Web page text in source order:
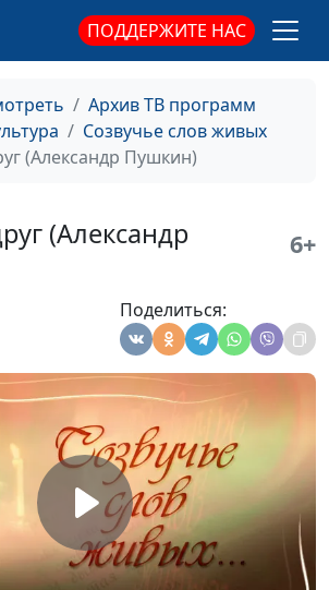
ПОДДЕРЖИТЕ НАС
Архив ТВ программ
Созвучье слов живых
(Александр Пушкин)
(Александр
6+
Поделиться:
сопровождение)
Ирина Кириченко,
(музыкальное
сопровождение)
#12
(музыкальное
Ирина Кириченко,
Вячеслав Захаров
(музыкальное
сопровождение)
Ирина Кириченко,
Вячеслав Захаров
(музыкальное
сопровождение)
Ирина Кириченко,
Вячеслав Захаров
#8